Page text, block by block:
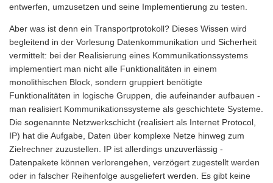
entwerfen, umzusetzen und seine Implementierung zu testen.
Aber was ist denn ein Transportprotokoll? Dieses Wissen wird
begleitend in der Vorlesung Datenkommunikation und Sicherheit
vermittelt: bei der Realisierung eines Kommunikationssystems
implementiert man nicht alle Funktionalitäten in einem
monolithischen Block, sondern gruppiert benötigte
Funktionalitäten in logische Gruppen, die aufeinander aufbauen -
man realisiert Kommunikationssysteme als geschichtete Systeme.
Die sogenannte Netzwerkschicht (realisiert als Internet Protocol,
IP) hat die Aufgabe, Daten über komplexe Netze hinweg zum
Zielrechner zuzustellen. IP ist allerdings unzuverlässig -
Datenpakete können verlorengehen, verzögert zugestellt werden
oder in falscher Reihenfolge ausgeliefert werden. Es gibt keine